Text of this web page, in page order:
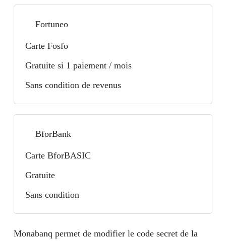
Fortuneo
Carte Fosfo
Gratuite si 1 paiement / mois
Sans condition de revenus
BforBank
Carte BforBASIC
Gratuite
Sans condition
Monabanq permet de modifier le code secret de la